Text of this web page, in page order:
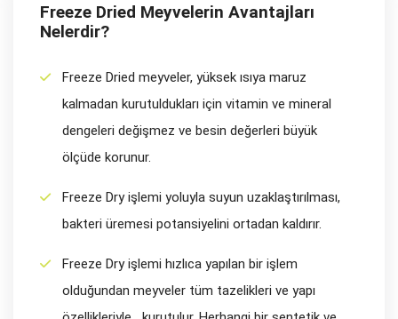
Freeze Dried Meyvelerin Avantajları
Nelerdir?
Freeze Dried meyveler, yüksek ısıya maruz
kalmadan kurutuldukları için vitamin ve mineral
dengeleri değişmez ve besin değerleri büyük
ölçüde korunur.
Freeze Dry işlemi yoluyla suyun uzaklaştırılması,
bakteri üremesi potansiyelini ortadan kaldırır.
Freeze Dry işlemi hızlıca yapılan bir işlem
olduğundan meyveler tüm tazelikleri ve yapı